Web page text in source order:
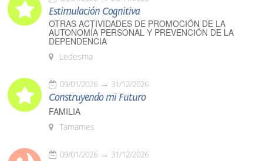
Estimulación Cognitiva
OTRAS ACTIVIDADES DE PROMOCIÓN DE LA
AUTONOMÍA PERSONAL Y PREVENCIÓN DE LA
DEPENDENCIA
Ledesma
09/01/2026 31/12/2026
Construyendo mi Futuro
FAMILIA
Tamames
09/01/2026 31/12/2026